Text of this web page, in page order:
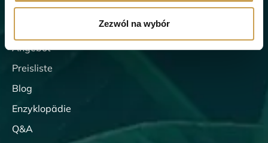
Zezwól na wybór
Über die Klinik
Angebot
Preisliste
Blog
Enzyklopädie
Q&A